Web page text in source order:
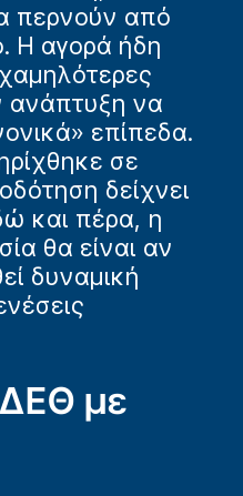
περνούν από
Η αγορά ήδη
ανάπτυξη να
επίπεδα.
σε
δείχνει
και πέρα, η
θα είναι αν
δυναμική
με